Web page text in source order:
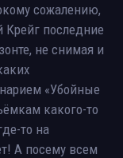
сожалению,
Крейг последние
не снимая и
«Убойные
какого-то
то на
А посему всем